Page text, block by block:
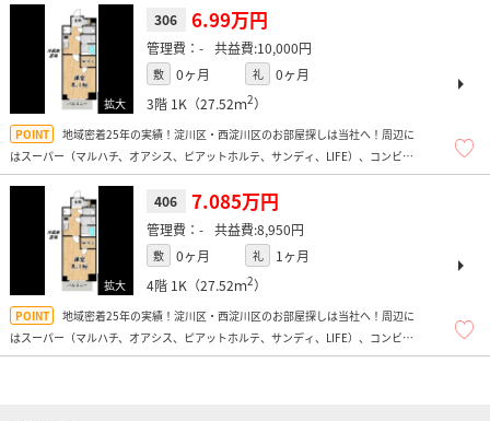
306 6.99万円
- 10,000円
敷 0ヶ月 礼
0ヶ月
3階 1K（27.52ｍ2）
地域密着25年の実績！淀川区・西淀川区のお部屋探しは当社へ！周辺に
はスーパー（マルハチ、オアシス、ピアットホルテ、サンディ、LIFE）、コンビニ
多数、ドラッグストア、飲食店多数、お弁当屋さん多数あり便利ですよ！
406 7.085万円
- 8,950円
敷 0ヶ月 礼
1ヶ月
4階 1K（27.52ｍ2）
地域密着25年の実績！淀川区・西淀川区のお部屋探しは当社へ！周辺に
はスーパー（マルハチ、オアシス、ピアットホルテ、サンディ、LIFE）、コンビニ
多数、ドラッグストア、飲食店多数、お弁当屋さん多数あり便利ですよ！